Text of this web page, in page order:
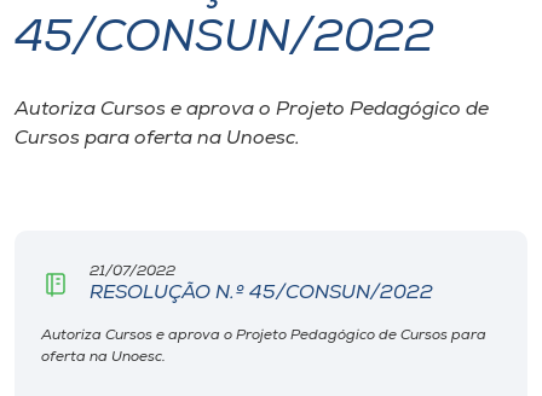
I.nova
Diplomados
CPA
Biblioteca
45/CONSUN/2022
Autoriza Cursos e aprova o Projeto Pedagógico de
Cursos para oferta na Unoesc.
21/07/2022
RESOLUÇÃO N.º 45/CONSUN/2022
Autoriza Cursos e aprova o Projeto Pedagógico de Cursos para
oferta na Unoesc.